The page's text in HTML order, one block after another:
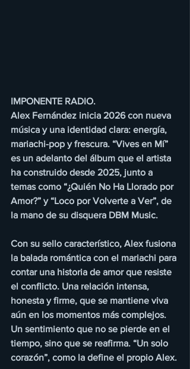
IMPONENTE RADIO.
Alex Fernández inicia 2026 con nueva
música y una identidad clara: energía,
mariachi-pop y frescura. “Vives en Mí”
es un adelanto del álbum que el artista
ha construido desde 2025, junto a
temas como “¿Quién No Ha Llorado por
Amor?” y “Loco por Volverte a Ver”, de
la mano de su disquera DBM Music.
Con su sello característico, Alex fusiona
la balada romántica con el mariachi para
contar una historia de amor que resiste
el conflicto. Una relación intensa,
honesta y firme, que se mantiene viva
aún en los momentos más complejos.
Un sentimiento que no se pierde en el
tiempo, sino que se reafirma. “Un solo
corazón”, como la define el propio Alex.